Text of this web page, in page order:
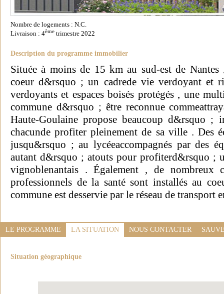
Nombre de logements : N.C.
Livraison : 4ème trimestre 2022
Description du programme immobilier
Située à moins de 15 km au sud-est de
coeur d&rsquo ; un cadrede vie verdoyant et
verdoyants et espaces boisés protégés , une
commune d&rsquo ; être reconnue
Haute-Goulaine propose beaucoup d&rsquo ;
chacunde profiter pleinement de sa ville . Des
jusqu&rsquo ; au lycéeaccompagnés par des
autant d&rsquo ; atouts pour profiterd&rsquo ;
vignoblenantais . Également , de nombreux
professionnels de la santé sont installés au
commune est desservie par le réseau de transport
LE PROGRAMME LA SITUATION NOUS CONTACTER
Situation géographique